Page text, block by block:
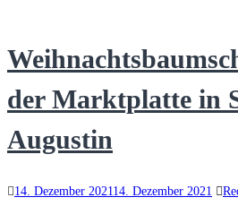
der Marktplatte in
Augustin
14. Dezember 202114. Dezember 2021